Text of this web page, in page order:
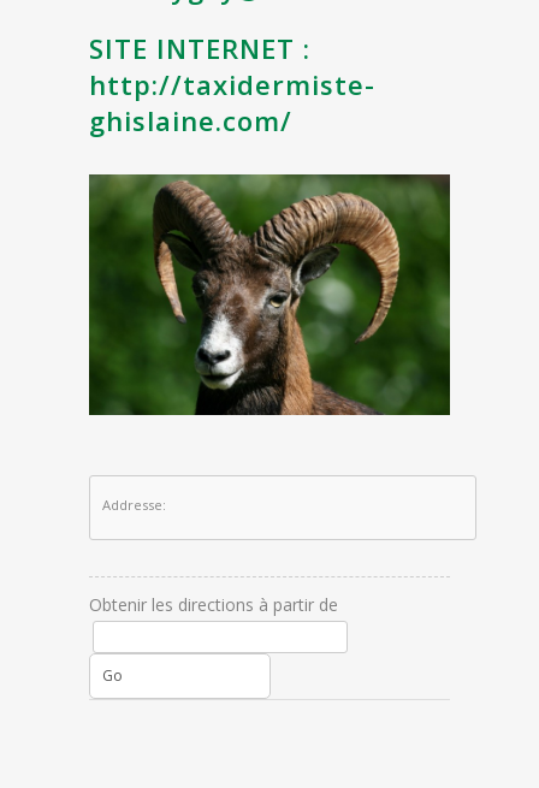
SITE INTERNET :
http://taxidermiste-
ghislaine.com/
Addresse:
Obtenir les directions à partir de
Go